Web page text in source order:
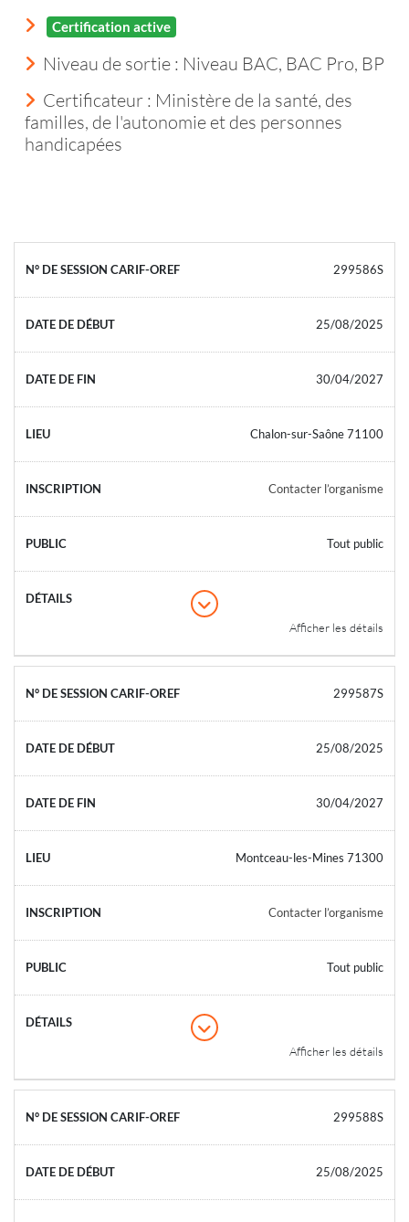
Certification active
Niveau de sortie : Niveau BAC, BAC Pro, BP
Certificateur : Ministère de la santé, des
familles, de l'autonomie et des personnes
handicapées
299586S
25/08/2025
30/04/2027
Chalon-sur-Saône 71100
Contacter l’organisme
Tout public
Afficher les détails
299587S
25/08/2025
30/04/2027
Montceau-les-Mines 71300
Contacter l’organisme
Tout public
Afficher les détails
299588S
25/08/2025